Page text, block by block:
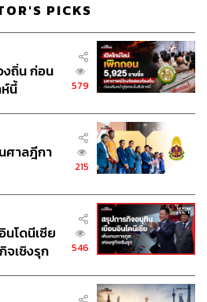
PICKS
ถิ่น ก่อน
นี้
579
ศาลฎีกา
215
โดนีเซีย
จเชิงรุก
546